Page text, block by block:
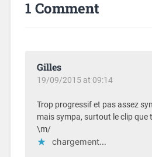
1 Comment
Gilles
19/09/2015 at 09:14
Trop progressif et pas assez
mais sympa, surtout le clip que
\m/
chargement…